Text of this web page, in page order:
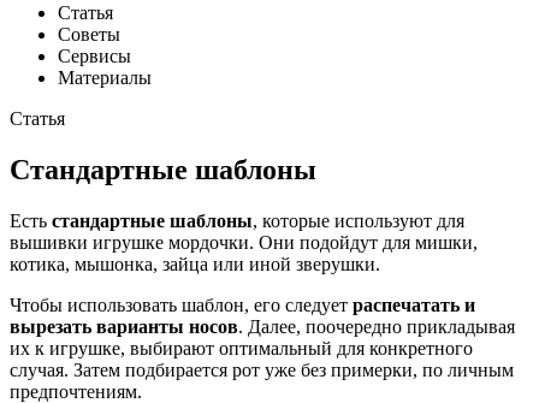
Статья
Советы
Сервисы
Материалы
Статья
Стандартные шаблоны
Есть стандартные шаблоны, которые используют для
вышивки игрушке мордочки. Они подойдут для мишки,
котика, мышонка, зайца или иной зверушки.
Чтобы использовать шаблон, его следует распечатать и
вырезать варианты носов. Далее, поочередно прикладывая
их к игрушке, выбирают оптимальный для конкретного
случая. Затем подбирается рот уже без примерки, по личным
предпочтениям.